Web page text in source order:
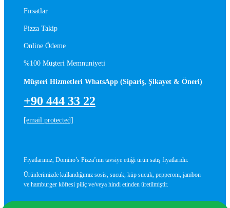
Fırsatlar
Pizza Takip
Online Ödeme
%100 Müşteri Memnuniyeti
Müşteri Hizmetleri WhatsApp (Sipariş, Şikayet & Öneri)
+90 444 33 22
[email protected]
Fiyatlarımız, Domino’s Pizza’nın tavsiye ettiği ürün satış fiyatlarıdır.
Ürünlerimizde kullandığımız sosis, sucuk, küp sucuk, pepperoni, jambon
ve hamburger köftesi piliç ve/veya hindi etinden üretilmiştir.